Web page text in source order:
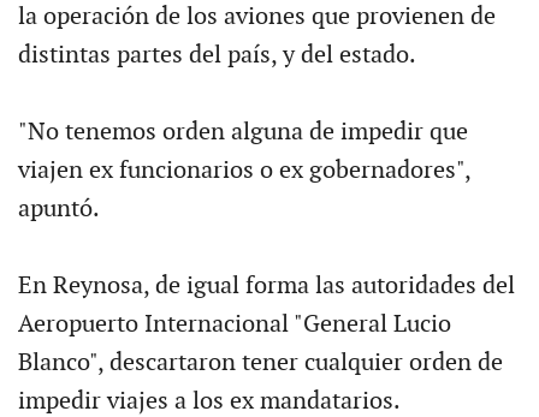
la operación de los aviones que provienen de
distintas partes del país, y del estado.
"No tenemos orden alguna de impedir que
viajen ex funcionarios o ex gobernadores",
apuntó.
En Reynosa, de igual forma las autoridades del
Aeropuerto Internacional "General Lucio
Blanco", descartaron tener cualquier orden de
impedir viajes a los ex mandatarios.